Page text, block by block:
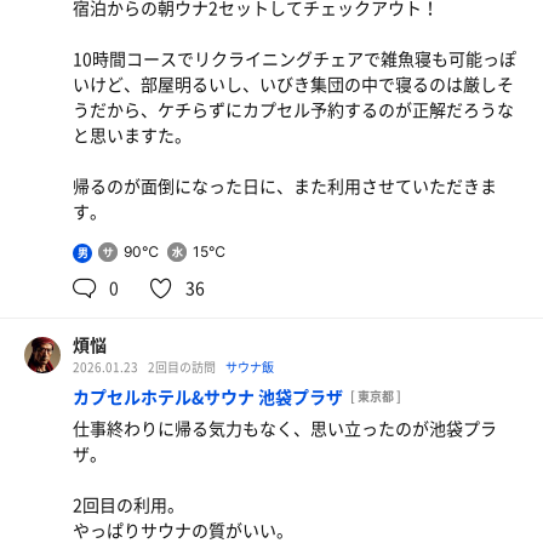
釜玉明太子バターうどん
宿泊からの朝ウナ2セットしてチェックアウト！
10時間コースでリクライニングチェアで雑魚寝も可能っぽ
いけど、部屋明るいし、いびき集団の中で寝るのは厳しそ
うだから、ケチらずにカプセル予約するのが正解だろうな
と思いますた。
帰るのが面倒になった日に、また利用させていただきま
す。
男 90℃ 15℃
0 36
煩悩
2026.01.23 2回目の訪問 サウナ飯
カプセルホテル&サウナ 池袋プラザ [ 東京都 ]
仕事終わりに帰る気力もなく、思い立ったのが池袋プラ
ザ。
2回目の利用。
やっぱりサウナの質がいい。